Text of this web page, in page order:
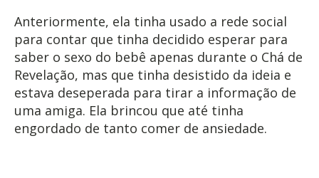
Anteriormente, ela tinha usado a rede social
para contar que tinha decidido esperar para
saber o sexo do bebê apenas durante o Chá de
Revelação, mas que tinha desistido da ideia e
estava deseperada para tirar a informação de
uma amiga. Ela brincou que até tinha
engordado de tanto comer de ansiedade.